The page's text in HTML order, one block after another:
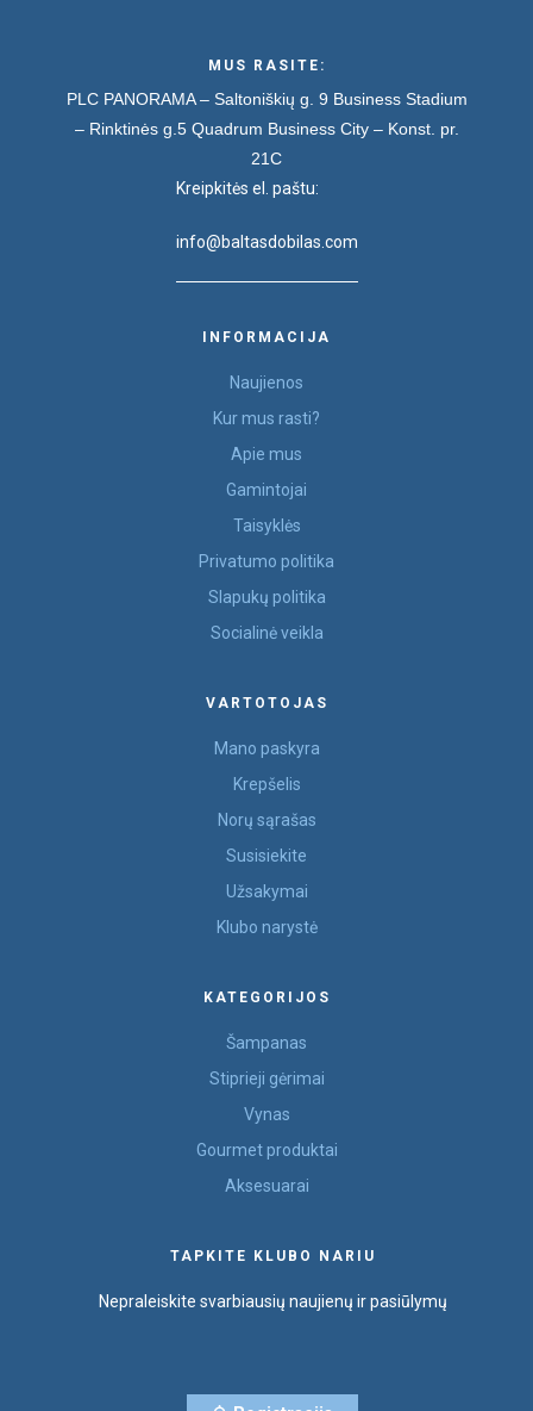
MUS RASITE:
PLC PANORAMA – Saltoniškių g. 9 Business Stadium
– Rinktinės g.5 Quadrum Business City – Konst. pr.
21C
Kreipkitės el. paštu:
info@baltasdobilas.com
INFORMACIJA
Naujienos
Kur mus rasti?
Apie mus
Gamintojai
Taisyklės
Privatumo politika
Slapukų politika
Socialinė veikla
VARTOTOJAS
Mano paskyra
Krepšelis
Norų sąrašas
Susisiekite
Užsakymai
Klubo narystė
KATEGORIJOS
Šampanas
Stiprieji gėrimai
Vynas
Gourmet produktai
Aksesuarai
TAPKITE KLUBO NARIU
Nepraleiskite svarbiausių naujienų ir pasiūlymų